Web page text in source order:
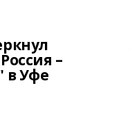
–
в Уфе